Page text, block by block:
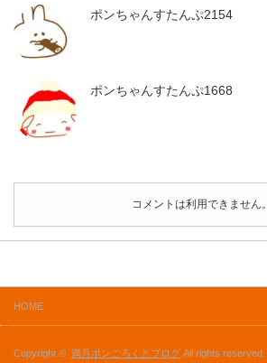
ポンちゃんすたんぷ2154
ポンちゃんすたんぷ1668
コメントは利用できません。
HOME
Copyright © 満月ポンごろくとブログ All rights reserved.